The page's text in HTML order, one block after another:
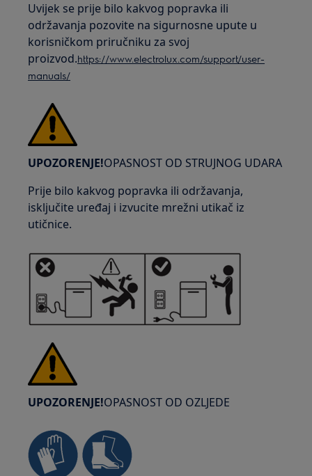
Uvijek se prije bilo kakvog popravka ili
održavanja pozovite na sigurnosne upute u
korisničkom priručniku za svoj
proizvod.https://www.electrolux.com/support/user-
manuals/
UPOZORENJE!OPASNOST OD STRUJNOG UDARA
Prije bilo kakvog popravka ili održavanja,
isključite uređaj i izvucite mrežni utikač iz
utičnice.
UPOZORENJE!OPASNOST OD OZLJEDE